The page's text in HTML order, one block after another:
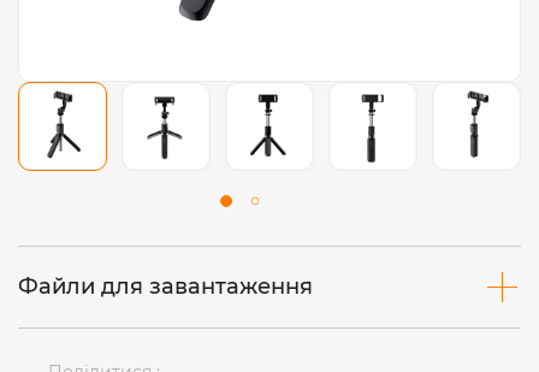
Файли для завантаження